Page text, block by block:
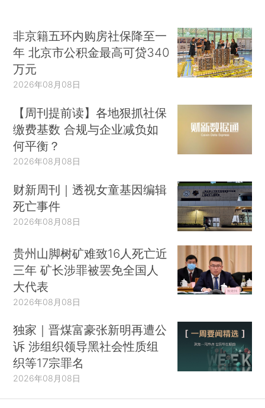
非京籍五环内购房社保降至一
年 北京市公积金最高可贷340
万元
2026年08月08日
【周刊提前读】各地狠抓社保
缴费基数 合规与企业减负如
何平衡？
2026年08月08日
财新周刊｜透视女童基因编辑
死亡事件
2026年08月08日
贵州山脚树矿难致16人死亡近
三年 矿长涉罪被罢免全国人
大代表
2026年08月08日
独家｜晋煤富豪张新明再遭公
诉 涉组织领导黑社会性质组
织等17宗罪名
2026年08月08日